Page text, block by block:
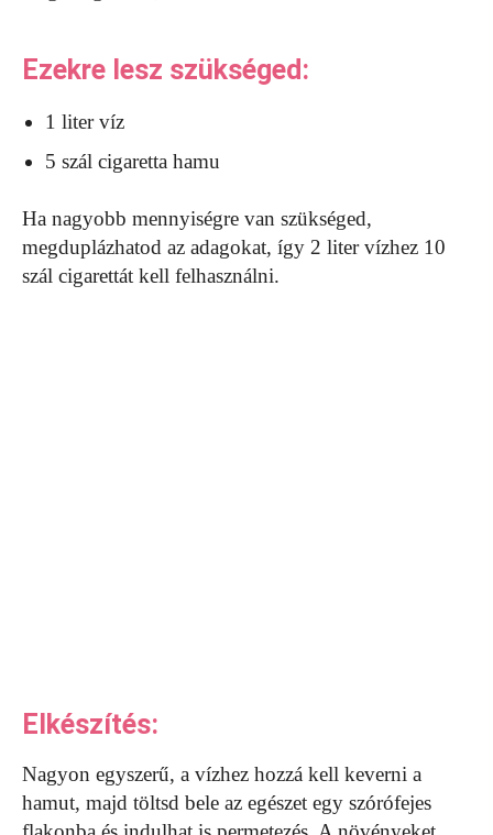
Ezekre lesz szükséged:
1 liter víz
5 szál cigaretta hamu
Ha nagyobb mennyiségre van szükséged,
megduplázhatod az adagokat, így 2 liter vízhez 10
szál cigarettát kell felhasználni.
Elkészítés:
Nagyon egyszerű, a vízhez hozzá kell keverni a
hamut, majd töltsd bele az egészet egy szórófejes